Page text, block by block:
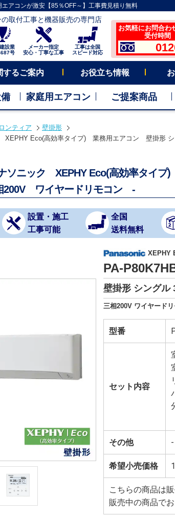
エアコンが激安【85％OFF～】工事費見積り無料
取付工事と機器販売の専門店
設業
号
メーカー指定
安心・丁寧な工事
工事は全国
スピード対応
お気軽にお問合わ
受付時間
するご案内 お役立ち情報
家庭用エアコン ご提案商品
ンティア
壁掛形
Eco(高効率タイプ) 業務用エアコン 壁掛形
ソニック XEPHY Eco(高効率タイ
ワイヤードリモコン -
設置・施工
工事可能
全国
送料無料
XEPHY
PA-
壁掛形 シングル
三相200V ワイヤード
型番
セット内容
その他 -
希望小売価格
こちらの商品は
販売中の商品で